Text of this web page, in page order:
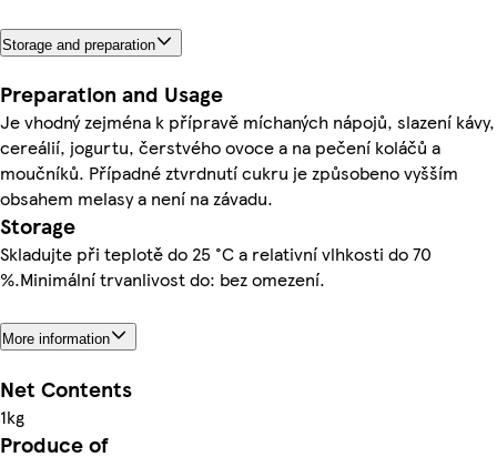
Storage and preparation
Preparation and Usage
Je vhodný zejména k přípravě míchaných nápojů, slazení kávy,
cereálií, jogurtu, čerstvého ovoce a na pečení koláčů a
moučníků. Případné ztvrdnutí cukru je způsobeno vyšším
obsahem melasy a není na závadu.
Storage
Skladujte při teplotě do 25 °C a relativní vlhkosti do 70
%.Minimální trvanlivost do: bez omezení.
More information
Net Contents
1kg
Produce of